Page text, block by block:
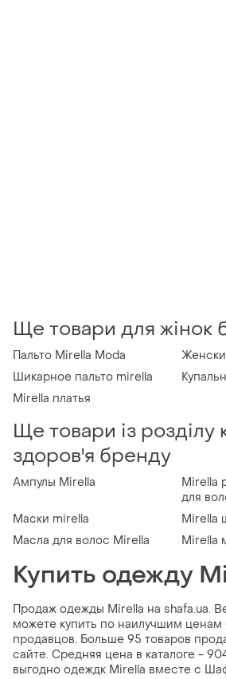
Ще товари для жінок
Пальто Mirella Moda
Шикарное пальто mirella
Mirella платья
Ще товари із розділу
здоров'я бренду
Ампулы Mirella
Mirella
для
Маски mirella
Mirella
Масла для волос Mirella
Mirella
Купить одежду
Продаж одежды Mirella на shafa.ua.
можете купить по наилучшим ценам
продавцов. Больше 95 товаров
сайте. Средняя цена в каталоге -
выгодно одеждк Mirella вместе с